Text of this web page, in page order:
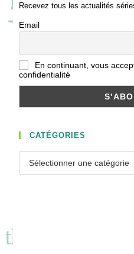
Recevez tous les actualités
Email
En continuant, vous
confidentialité
CATÉGORIES